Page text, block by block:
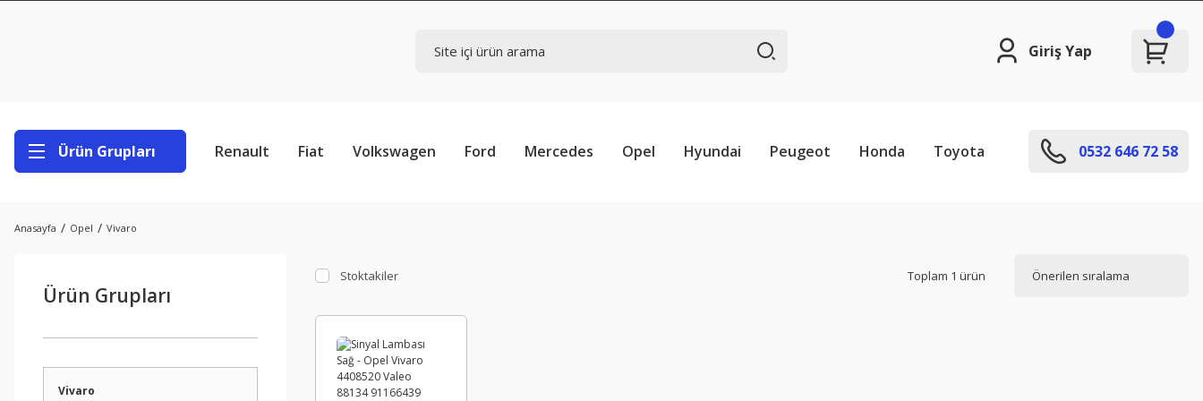
Giriş Yap
Ürün Grupları Renault Fiat Volkswagen Ford Mercedes Opel Hyundai Peugeot Honda Toyota 0532 646 72 58
Anasayfa Opel Vivaro
Ürün Grupları
Vivaro
Stoktakiler Toplam 1 ürün